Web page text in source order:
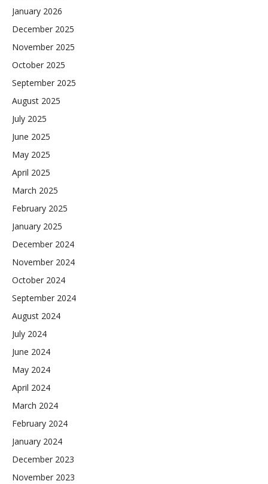
January 2026
December 2025
November 2025
October 2025
September 2025
August 2025
July 2025
June 2025
May 2025
April 2025
March 2025
February 2025
January 2025
December 2024
November 2024
October 2024
September 2024
August 2024
July 2024
June 2024
May 2024
April 2024
March 2024
February 2024
January 2024
December 2023
November 2023